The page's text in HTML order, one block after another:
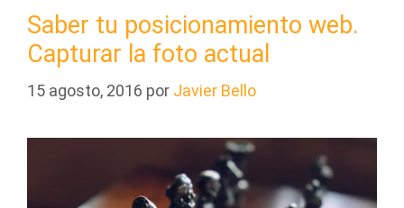
Saber tu posicionamiento web.
Capturar la foto actual
15 agosto, 2016 por Javier Bello